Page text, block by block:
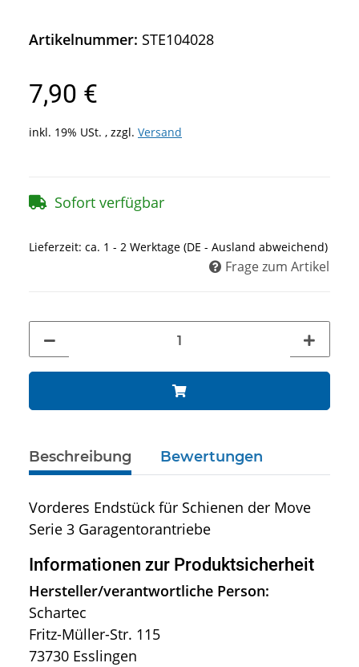
Artikelnummer: STE104028
7,90 €
inkl. 19% USt. , zzgl. Versand
Sofort verfügbar
Lieferzeit: ca. 1 - 2 Werktage (DE - Ausland abweichend)
Frage zum Artikel
Beschreibung Bewertungen
Vorderes Endstück für Schienen der Move
Serie 3 Garagentorantriebe
Informationen zur Produktsicherheit
Hersteller/verantwortliche Person:
Schartec
Fritz-Müller-Str. 115
73730 Esslingen